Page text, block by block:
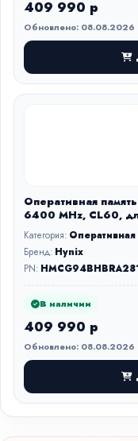
409 990 р
Обновлено: 08.08.2026
Оперативная
6400 MHz, CL60,
Категория: Оперативная
Бренд: Hynix
PN:
В наличии
409 990 р
Обновлено: 08.08.2026